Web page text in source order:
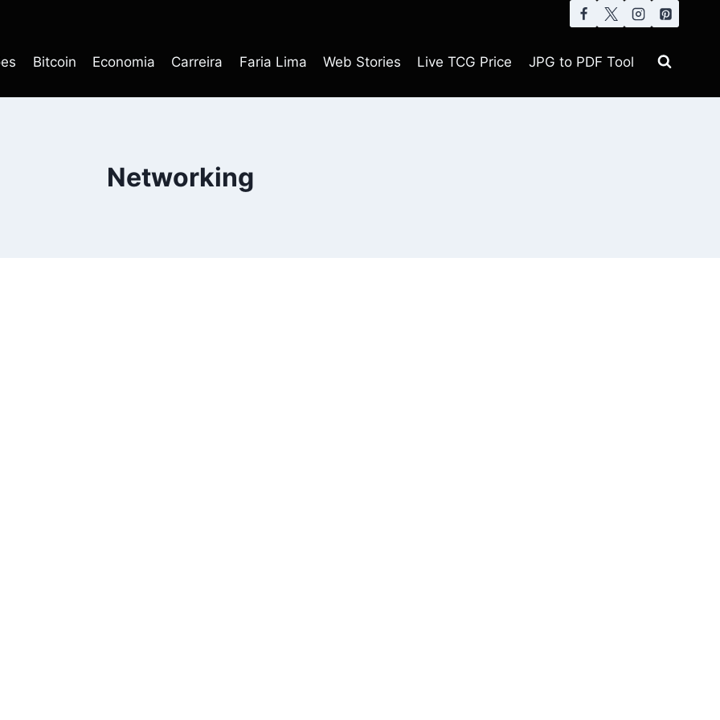
Bitcoin Economia Carreira Faria Lima Web Stories Live TCG Price JPG to PDF Tool
Networking